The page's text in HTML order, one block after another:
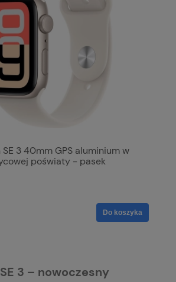
3 40mm GPS aluminium w
poświaty - pasek
Do koszyka
3 – nowoczesny